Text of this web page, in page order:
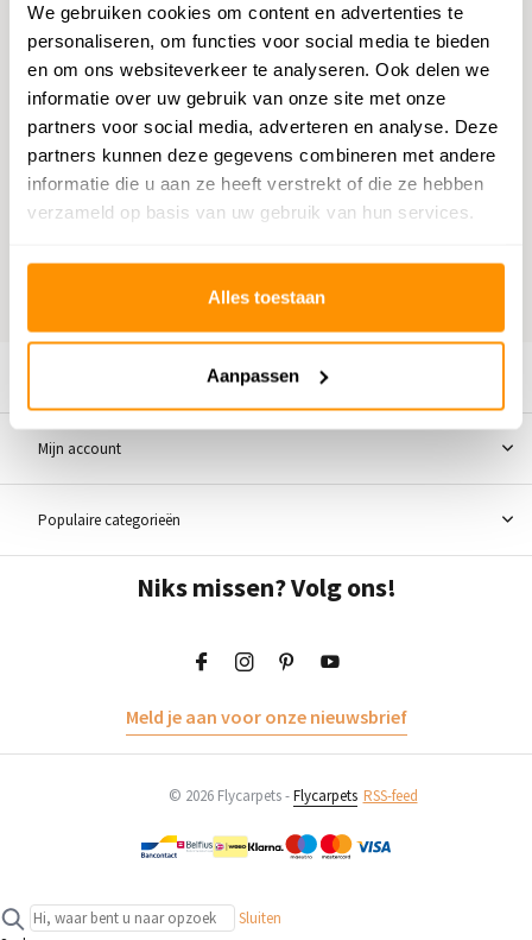
We gebruiken cookies om content en advertenties te
personaliseren, om functies voor social media te bieden
en om ons websiteverkeer te analyseren. Ook delen we
informatie over uw gebruik van onze site met onze
partners voor social media, adverteren en analyse. Deze
partners kunnen deze gegevens combineren met andere
informatie die u aan ze heeft verstrekt of die ze hebben
verzameld op basis van uw gebruik van hun services.
Alles toestaan
Aanpassen
Telefonisch contact
Bel ons op 020 - 261 47 23
Bestelling volgen
Volg uw bestelling
Benieuwd wat anderen vinden?
Wij scoren een9,1opWebwinkelkeur
Mijn account
Populaire categorieën
Niks missen? Volg ons!
Meld je aan voor onze nieuwsbrief
© 2026 Flycarpets -Flycarpets RSS-feed
Sluiten